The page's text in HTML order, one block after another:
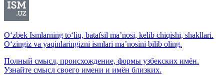
O‘zbek Ismlarning to‘liq, batafsil ma’nosi, kelib chiqishi, shakllari.
O‘zingiz va yaqinlaringizni ismlari ma’nosini bilib oling.
Полный смысл, происхождение, формы узбекских имён.
Узнайте смысл своего имени и имён близких.